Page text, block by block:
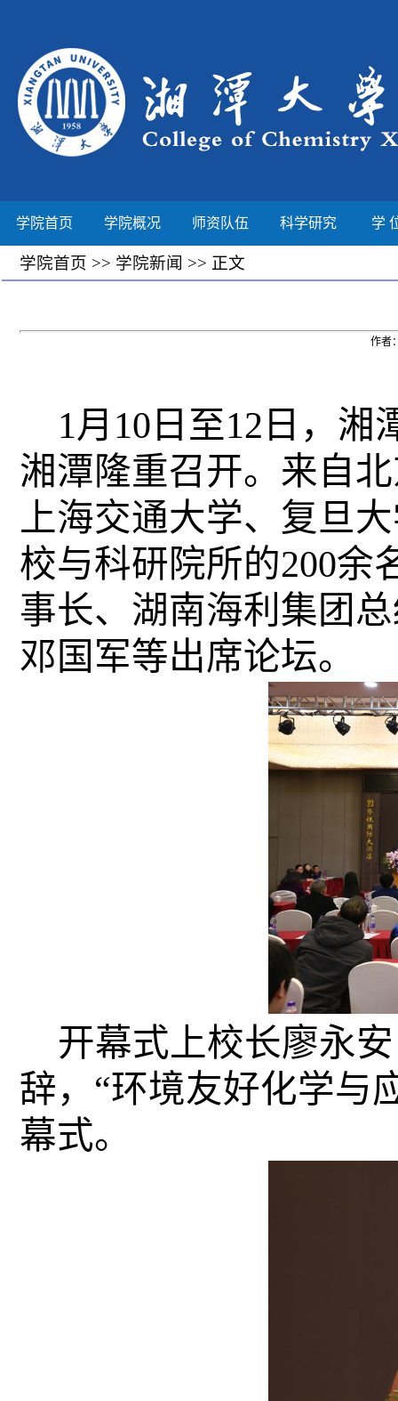
学院首页 学院概况 师资队伍 科学研究 学
学院首页 >> 学院新闻 >> 正文
作者
1月10日至12日，湘
湘潭隆重召开。来自
上海交通大学、复旦
校与科研院所的200余
事长、湖南海利集团
邓国军等出席论坛。
开幕式上校长廖永
辞，“环境友好化学与
幕式。